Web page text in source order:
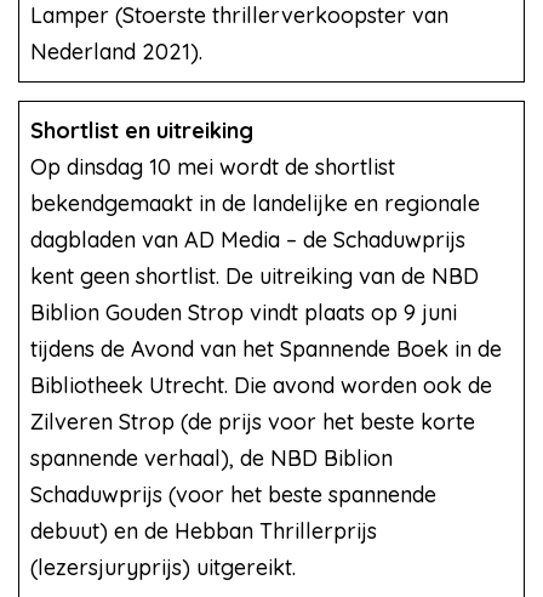
Lamper (Stoerste thrillerverkoopster van
Nederland 2021).
Shortlist en uitreiking
Op dinsdag 10 mei wordt de shortlist
bekendgemaakt in de landelijke en regionale
dagbladen van AD Media – de Schaduwprijs
kent geen shortlist. De uitreiking van de NBD
Biblion Gouden Strop vindt plaats op 9 juni
tijdens de Avond van het Spannende Boek in de
Bibliotheek Utrecht. Die avond worden ook de
Zilveren Strop (de prijs voor het beste korte
spannende verhaal), de NBD Biblion
Schaduwprijs (voor het beste spannende
debuut) en de Hebban Thrillerprijs
(lezersjuryprijs) uitgereikt.